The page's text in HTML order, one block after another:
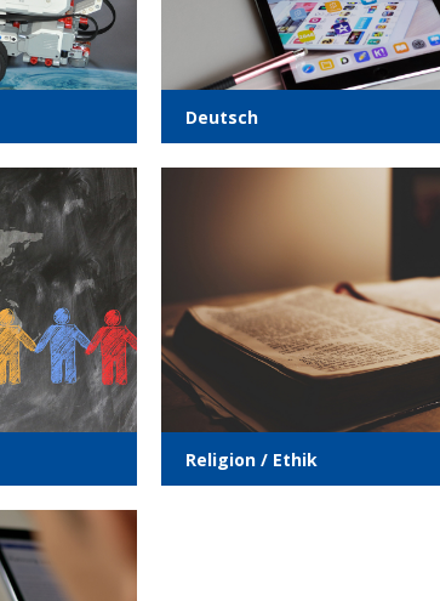
Deutsch
Reli­gi­on / Ethik